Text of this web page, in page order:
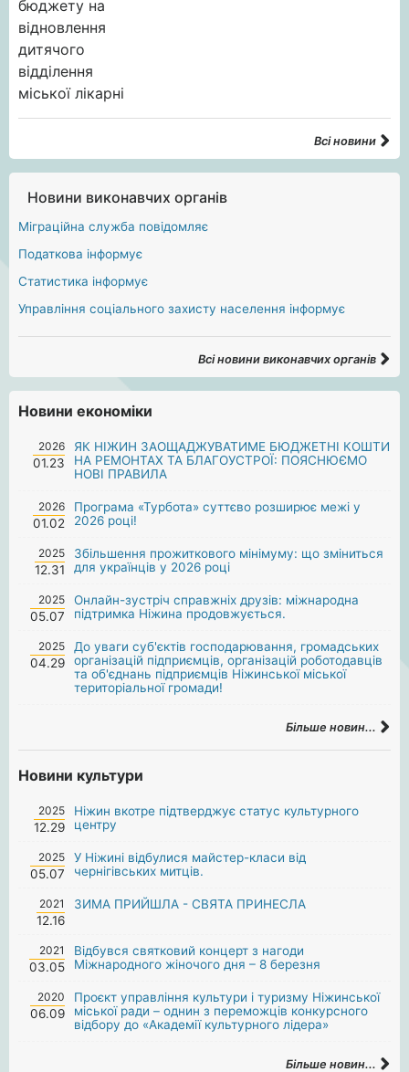
Всі новини
Новини виконавчих органів
Міграційна служба повідомляє
Податкова інформує
Статистика інформує
Управління соціального захисту населення інформує
Всі новини виконавчих органів
Новини економіки
2026
01.23
ЯК НІЖИН ЗАОЩАДЖУВАТИМЕ БЮДЖЕТНІ КОШТИ
НА РЕМОНТАХ ТА БЛАГОУСТРОЇ: ПОЯСНЮЄМО
НОВІ ПРАВИЛА
2026
01.02
Програма «Турбота» суттєво розширює межі у
2026 році!
2025
12.31
Збільшення прожиткового мінімуму: що зміниться
для українців у 2026 році
2025
05.07
Онлайн-зустріч справжніх друзів: міжнародна
підтримка Ніжина продовжується.
2025
04.29
До уваги суб'єктів господарювання, громадських
організацій підприємців, організацій роботодавців
та об'єднань підприємців Ніжинської міської
територіальної громади!
Більше новин...
Новини культури
2025
12.29
Ніжин вкотре підтверджує статус культурного
центру
2025
05.07
У Ніжині відбулися майстер-класи від
чернігівських митців.
2021
12.16
ЗИМА ПРИЙШЛА - СВЯТА ПРИНЕСЛА
2021
03.05
Відбувся святковий концерт з нагоди
Міжнародного жіночого дня – 8 березня
2020
06.09
Проєкт управління культури і туризму Ніжинської
міської ради – однин з переможців конкурсного
відбору до «Академії культурного лідера»
Більше новин...